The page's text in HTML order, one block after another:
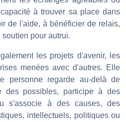
à trouver sa place dans
de l'aide, à bénéficier de relais,
pour autrui.
les projets d'avenir, les
menées avec d'autres. Elle
personne regarde au-delà de
des possibles, participe à des
s'associe à des causes, des
intellectuels, politiques ou